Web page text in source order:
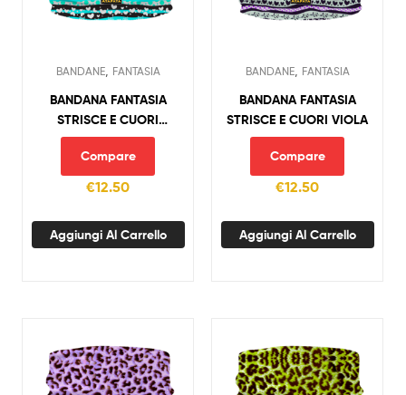
BANDANE, FANTASIA
BANDANA FANTASIA
STRISCE E CUORI
AZZURRO
Compare
€12.50
Aggiungi Al Carrello
BANDANE, FANTASIA
BANDANA FANTASIA
STRISCE E CUORI VIOLA
Compare
€12.50
Aggiungi Al Carrello